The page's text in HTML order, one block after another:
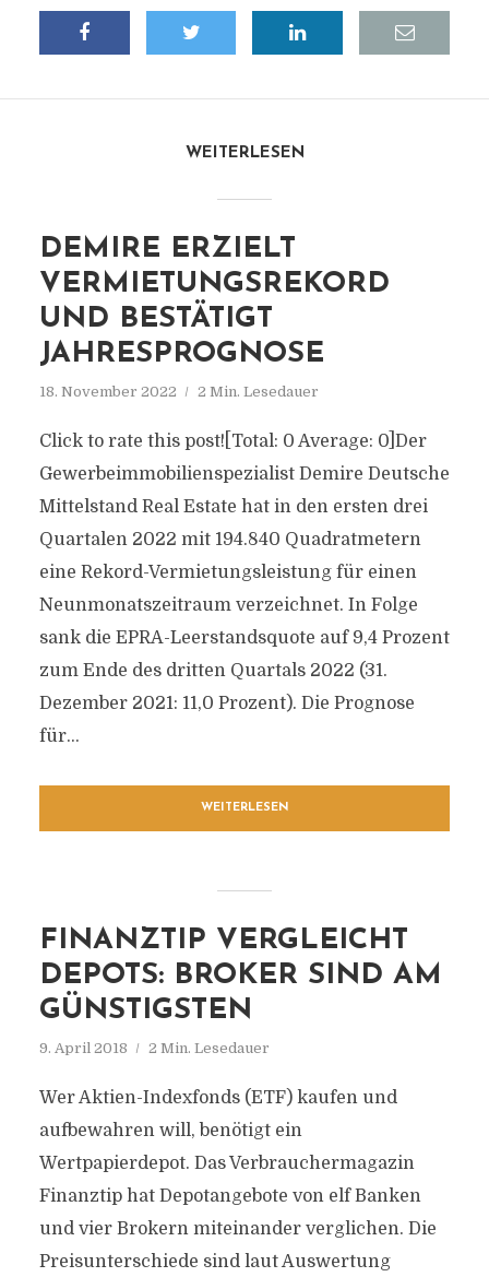
WEITERLESEN
DEMIRE ERZIELT
VERMIETUNGSREKORD
UND BESTÄTIGT
JAHRESPROGNOSE
18. November 2022 2 Min. Lesedauer
Click to rate this post![Total: 0 Average: 0]Der
Gewerbeimmobilienspezialist Demire Deutsche
Mittelstand Real Estate hat in den ersten drei
Quartalen 2022 mit 194.840 Quadratmetern
eine Rekord-Vermietungsleistung für einen
Neunmonatszeitraum verzeichnet. In Folge
sank die EPRA-Leerstandsquote auf 9,4 Prozent
zum Ende des dritten Quartals 2022 (31.
Dezember 2021: 11,0 Prozent). Die Prognose
für...
WEITERLESEN
FINANZTIP VERGLEICHT
DEPOTS: BROKER SIND AM
GÜNSTIGSTEN
9. April 2018 2 Min. Lesedauer
Wer Aktien-Indexfonds (ETF) kaufen und
aufbewahren will, benötigt ein
Wertpapierdepot. Das Verbrauchermagazin
Finanztip hat Depotangebote von elf Banken
und vier Brokern miteinander verglichen. Die
Preisunterschiede sind laut Auswertung